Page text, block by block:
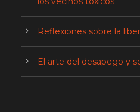
Reflexiones sobre la
El arte del desapego y